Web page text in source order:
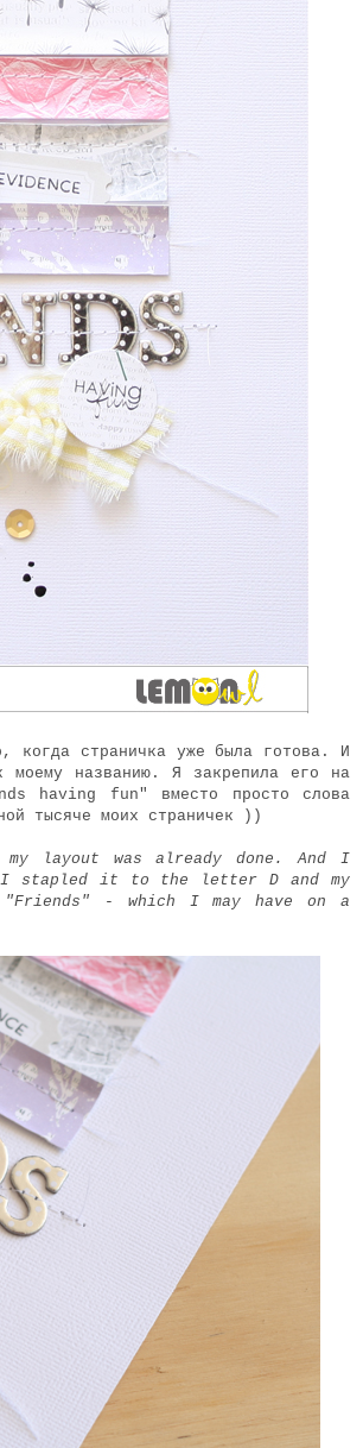
когда страничка уже была готова. И
моему названию. Я закрепила его на
having fun" вместо просто слова
тысяче моих страничек ))
layout was already done. And I
stapled it to the letter D and my
- which I may have on a